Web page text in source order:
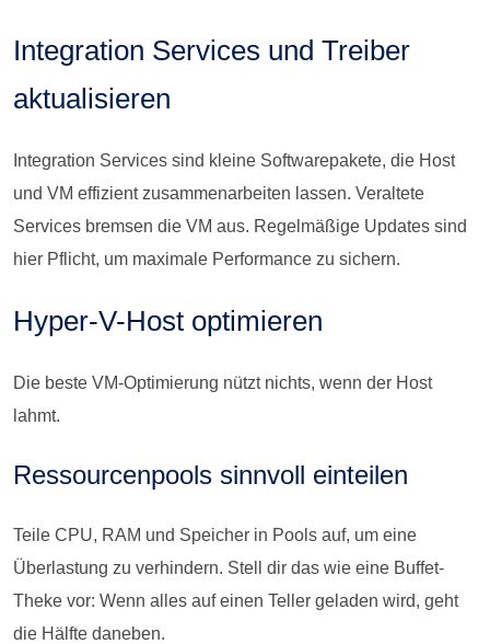
Integration Services und Treiber
aktualisieren
Integration Services sind kleine Softwarepakete, die Host
und VM effizient zusammenarbeiten lassen. Veraltete
Services bremsen die VM aus. Regelmäßige Updates sind
hier Pflicht, um maximale Performance zu sichern.
Hyper-V-Host optimieren
Die beste VM-Optimierung nützt nichts, wenn der Host
lahmt.
Ressourcenpools sinnvoll einteilen
Teile CPU, RAM und Speicher in Pools auf, um eine
Überlastung zu verhindern. Stell dir das wie eine Buffet-
Theke vor: Wenn alles auf einen Teller geladen wird, geht
die Hälfte daneben.